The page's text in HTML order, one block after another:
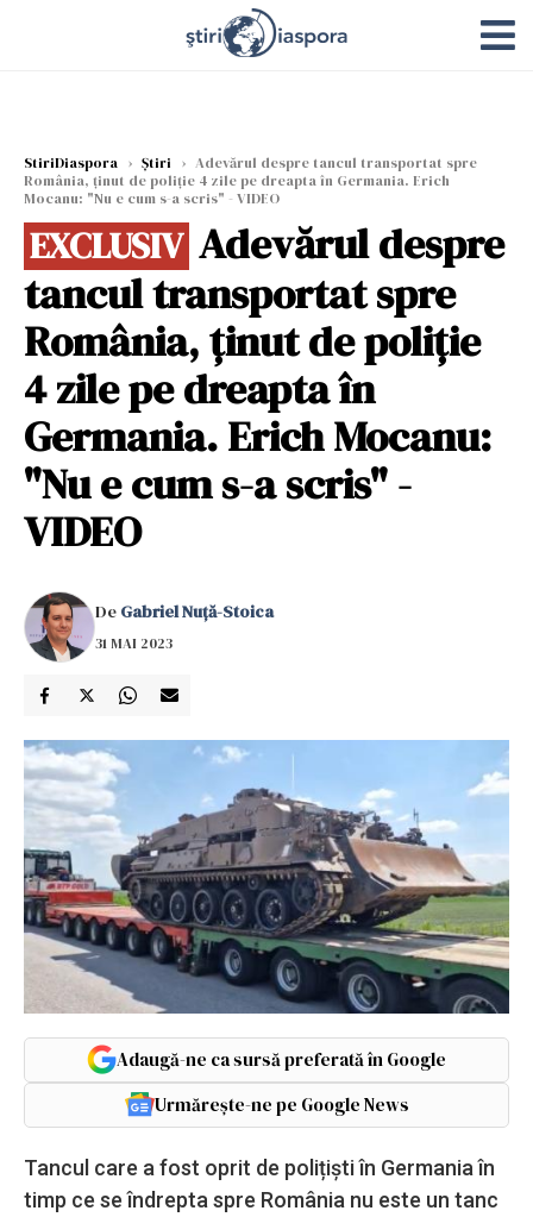
StiriDiaspora › Știri › Adevărul despre tancul transportat spre
România, ținut de poliție 4 zile pe dreapta în Germania. Erich
Mocanu: "Nu e cum s-a scris" - VIDEO
EXCLUSIV Adevărul despre
tancul transportat spre
România, ținut de poliție
4 zile pe dreapta în
Germania. Erich Mocanu:
"Nu e cum s-a scris" -
VIDEO
De Gabriel Nuță-Stoica
31 MAI 2023
Adaugă-ne ca sursă preferată în Google
Urmărește-ne pe Google News
Tancul care a fost oprit de polițiști în Germania în
timp ce se îndrepta spre România nu este un tanc